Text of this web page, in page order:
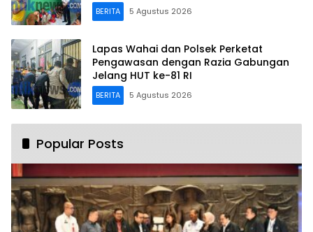
BERITA 5 Agustus 2026
Lapas Wahai dan Polsek Perketat
Pengawasan dengan Razia Gabungan
Jelang HUT ke-81 RI
BERITA 5 Agustus 2026
Popular Posts